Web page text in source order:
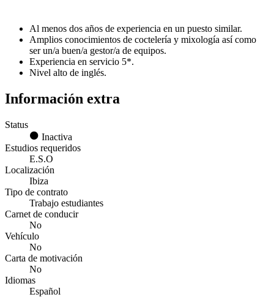
Al menos dos años de experiencia en un puesto similar.
Amplios conocimientos de coctelería y mixología así como
ser un/a buen/a gestor/a de equipos.
Experiencia en servicio 5*.
Nivel alto de inglés.
Información extra
Status
Inactiva
Estudios requeridos
E.S.O
Localización
Ibiza
Tipo de contrato
Trabajo estudiantes
Carnet de conducir
No
Vehículo
No
Carta de motivación
No
Idiomas
Español